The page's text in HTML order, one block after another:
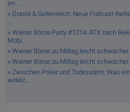
im ...
» Drastil & Seltenreich: Neue Podcast-
» Wiener Börse Party #1214: ATX nach
Mobi...
» Wiener Börse zu Mittag leicht
» Wiener Börse zu Mittag leicht
» Zwischen Polier und Todesstern: Was
wirklic...